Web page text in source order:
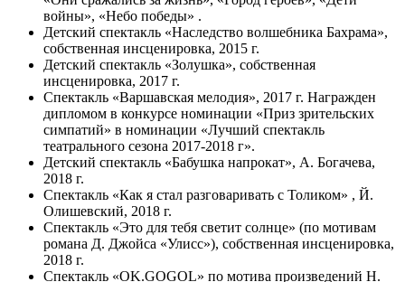
войны», «Небо победы» .
Детский спектакль «Наследство волшебника Бахрама»,
собственная инсценировка, 2015 г.
Детский спектакль «Золушка», собственная
инсценировка, 2017 г.
Спектакль «Варшавская мелодия», 2017 г. Награжден
дипломом в конкурсе номинации «Приз зрительских
симпатий» в номинации «Лучший спектакль
театрального сезона 2017-2018 г».
Детский спектакль «Бабушка напрокат», А. Богачева,
2018 г.
Спектакль «Как я стал разговаривать с Толиком» , Й.
Олишевский, 2018 г.
Спектакль «Это для тебя светит солнце» (по мотивам
романа Д. Джойса «Улисс»), собственная инсценировка,
2018 г.
Спектакль «OK.GOGOL» по мотива произведений Н.